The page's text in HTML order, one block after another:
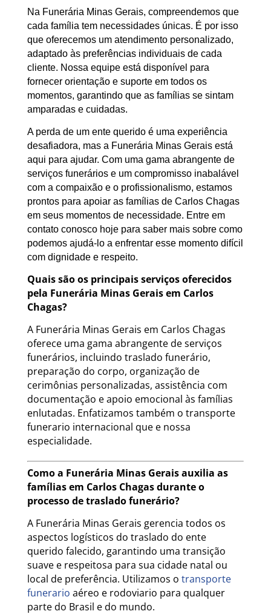
Na Funerária Minas Gerais, compreendemos que
cada família tem necessidades únicas. É por isso
que oferecemos um atendimento personalizado,
adaptado às preferências individuais de cada
cliente. Nossa equipe está disponível para
fornecer orientação e suporte em todos os
momentos, garantindo que as famílias se sintam
amparadas e cuidadas.
A perda de um ente querido é uma experiência
desafiadora, mas a Funerária Minas Gerais está
aqui para ajudar. Com uma gama abrangente de
serviços funerários e um compromisso inabalável
com a compaixão e o profissionalismo, estamos
prontos para apoiar as famílias de Carlos Chagas
em seus momentos de necessidade. Entre em
contato conosco hoje para saber mais sobre como
podemos ajudá-lo a enfrentar esse momento difícil
com dignidade e respeito.
Quais são os principais serviços oferecidos
pela Funerária Minas Gerais em Carlos
Chagas?
A Funerária Minas Gerais em Carlos Chagas
oferece uma gama abrangente de serviços
funerários, incluindo traslado funerário,
preparação do corpo, organização de
cerimônias personalizadas, assistência com
documentação e apoio emocional às famílias
enlutadas. Enfatizamos também o transporte
funerario internacional que e nossa
especialidade.
Como a Funerária Minas Gerais auxilia as
famílias em Carlos Chagas durante o
processo de traslado funerário?
A Funerária Minas Gerais gerencia todos os
aspectos logísticos do traslado do ente
querido falecido, garantindo uma transição
suave e respeitosa para sua cidade natal ou
local de preferência. Utilizamos o transporte
funerario aéreo e rodoviario para qualquer
parte do Brasil e do mundo.